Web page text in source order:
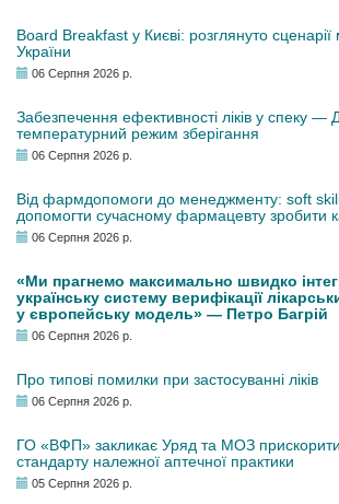
Board Breakfast у Києві: розглянуто
України
06 Серпня 2026 р.
Забезпечення ефективності ліків у спеку —
температурний режим зберігання
06 Серпня 2026 р.
Від фармдопомоги до менеджменту: soft
допомогти сучасному фармацевту зробити
06 Серпня 2026 р.
«Ми прагнемо максимально швидко
українську систему верифікації
у європейську модель» — Петро Багрій
06 Серпня 2026 р.
Про типові помилки при застосуванні ліків
06 Серпня 2026 р.
ГО «ВФП» закликає Уряд та МОЗ
стандарту належної аптечної практики
05 Серпня 2026 р.